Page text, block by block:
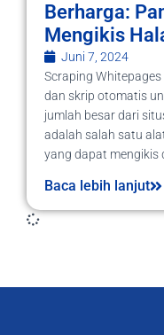
Berharga:
Mengikis
Juni 7, 2024
Scraping
dan skrip otomatis
jumlah besar dari
adalah salah satu
yang dapat mengikis
Baca lebih lanjut